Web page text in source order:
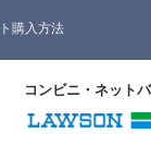
購入方法
コンビニ・ネット